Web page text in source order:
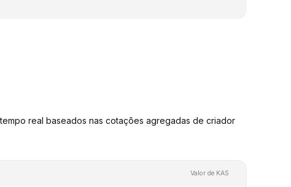
real baseados nas cotações agregadas de criador
Valor de KAS